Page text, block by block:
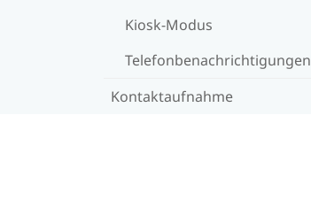
Kiosk-Modus
Telefonbenachrichtigungen
Kontaktaufnahme